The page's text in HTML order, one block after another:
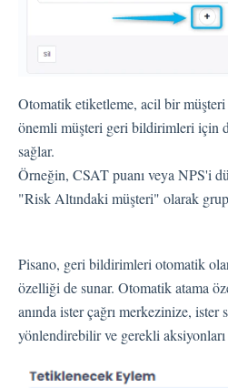
Push Notifikasyon Kanalı
CATI
İş Akışları
Kişiler
Ayarlar
Otomatik etiketleme, acil bir müşteri
önemli müşteri geri bildirimleri için
sağlar.
Örneğin, CSAT puanı veya NPS'i
"Risk Altındaki müşteri" olarak
Pisano, geri bildirimleri otomatik
özelliği de sunar. Otomatik atama
anında ister çağrı merkezinize, ister
yönlendirebilir ve gerekli